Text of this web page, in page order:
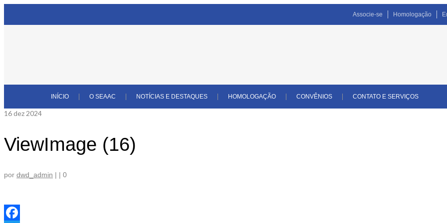
Associe-se Homologação
INÍCIO O SEAAC NOTÍCIAS E DESTAQUES HOMOLOGAÇÃO CONVÊNIOS CONTATO E SERVIÇOS
16dez 2024
ViewImage (16)
por dwd_admin | | 0